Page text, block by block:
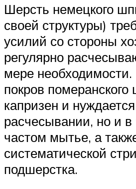
Шерсть немецкого
своей структуры)
усилий со стороны
регулярно
мере
покров
капризен и
расчесывании, но и в
частом мытье, а
систематической
подшерстка.